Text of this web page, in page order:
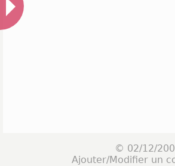
© 02/12/
Ajouter/Modifier un